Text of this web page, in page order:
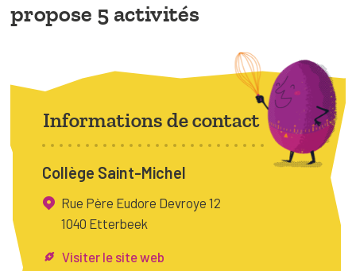
Coordinations ATL
VOUS CHERCHEZ DES ACTIVITÉS
À BRUXELLES
Trouver une activité
FAQ
propose 5 activités
Informations de contact
Collège Saint-Michel
Rue Père Eudore Devroye 12
1040 Etterbeek
Visiter le site web